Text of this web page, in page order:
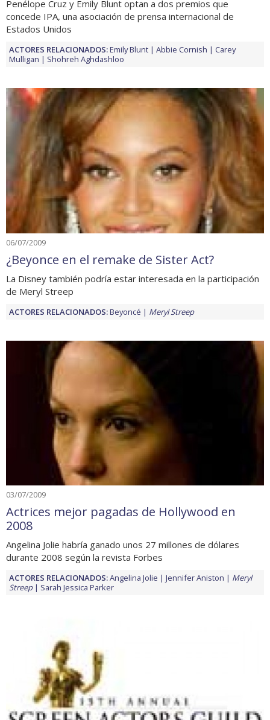
Penélope Cruz y Emily Blunt optan a dos premios que
concede IPA, una asociación de prensa internacional de
Estados Unidos
ACTORES RELACIONADOS:Emily Blunt Abbie Cornish
Carey
Mulligan
Shohreh Aghdashloo
06/07/2009
¿Beyonce en el remake de Sister Act?
La Disney también podría estar interesada en la participación
de Meryl Streep
ACTORES RELACIONADOS:Beyoncé Meryl Streep
03/07/2009
Actrices mejor pagadas de Hollywood en
2008
Angelina Jolie habría ganado unos 27 millones de dólares
durante 2008 según la revista Forbes
ACTORES RELACIONADOS:Angelina Jolie Jennifer Aniston
Meryl
Streep
Sarah Jessica Parker